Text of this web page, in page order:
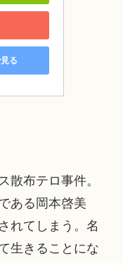
る
散布テロ事件。
ある岡本啓美
れてしまう。名
生きることにな